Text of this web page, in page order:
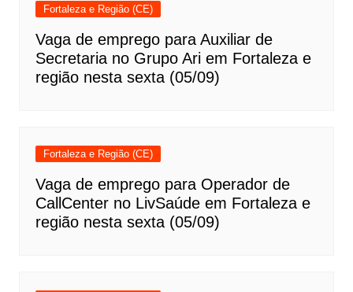
Fortaleza e Região (CE)
Vaga de emprego para Auxiliar de
Secretaria no Grupo Ari em Fortaleza e
região nesta sexta (05/09)
Fortaleza e Região (CE)
Vaga de emprego para Operador de
CallCenter no LivSaúde em Fortaleza e
região nesta sexta (05/09)